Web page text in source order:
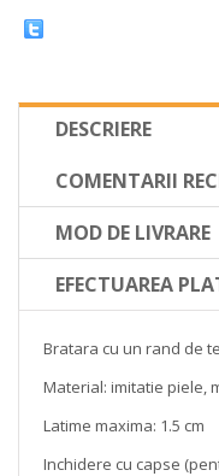
DESCRIERE
COMENTARII
MOD DE LIVRARE
EFECTUAREA
Bratara cu un rand de
Material: imitatie piele,
Latime maxima: 1.5 cm
Inchidere cu capse